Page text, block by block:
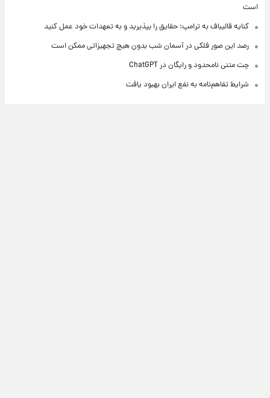
است
کنایه قالیباف به ترامپ: حقایق را بپذیرید و به تعهدات خود عمل کنید
رصد این صور فلکی در آسمان شب بدون هیچ تجهیزاتی ممکن است
چت متنی نامحدود و رایگان در ChatGPT
شرایط تفاهم‌نامه به نفع ایران بهبود یافت